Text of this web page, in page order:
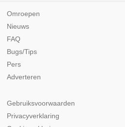
Omroepen
Nieuws
FAQ
Bugs/Tips
Pers
Adverteren
Gebruiksvoorwaarden
Privacyverklaring